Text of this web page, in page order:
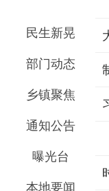
民生新晃
部门动态
乡镇聚焦
通知公告
曝光台
本地要闻